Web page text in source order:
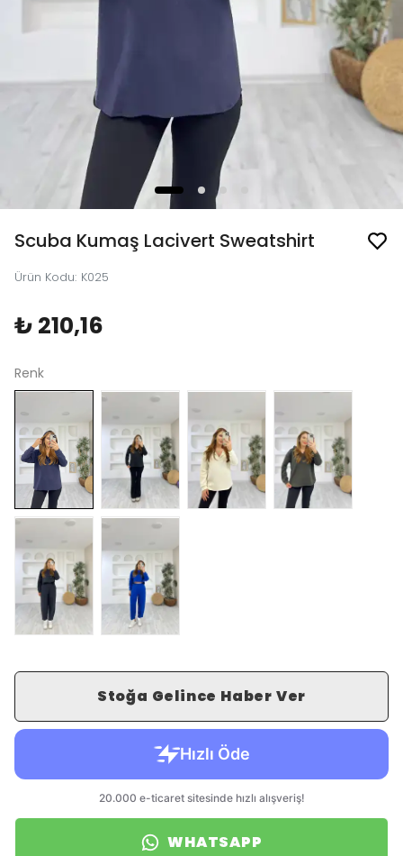
Scuba Kumaş Lacivert Sweatshirt
Ürün Kodu: K025
₺ 210,16
Renk
Stoğa Gelince Haber Ver
WHATSAPP